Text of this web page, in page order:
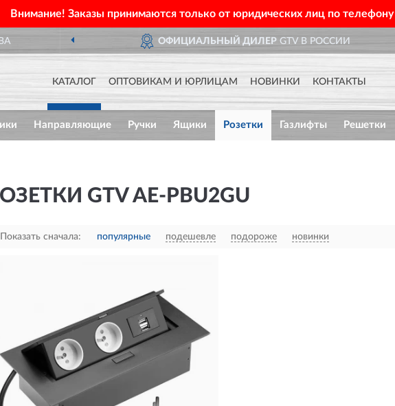
Внимание! Заказы принимаются только от юридических лиц по телефону
ОФИЦИАЛЬНЫЙ ДИЛЕРGTV В РОССИИ
КАТАЛОГ ОПТОВИКАМ И ЮРЛИЦАМ НОВИНКИ КОНТАКТЫ
Направляющие Ручки Ящики Розетки Газлифты Решетки
GTV AE-PBU2GU
Показать сначала: популярные подешевле подороже новинки